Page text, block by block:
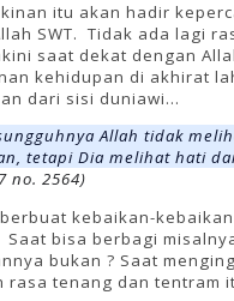
itu akan hadir
SWT. Tidak ada lagi
saat dekat dengan
kehidupan di akhirat
dari sisi duniawi...
Allah tidak
tetapi Dia melihat hati
no. 2564)
kebaikan-
Saat bisa berbagi
bukan ? Saat
rasa tenang dan tentram